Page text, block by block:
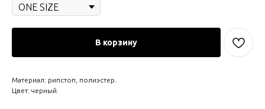
В корзину
Материал: рипстоп, полиэстер.
Цвет: черный.